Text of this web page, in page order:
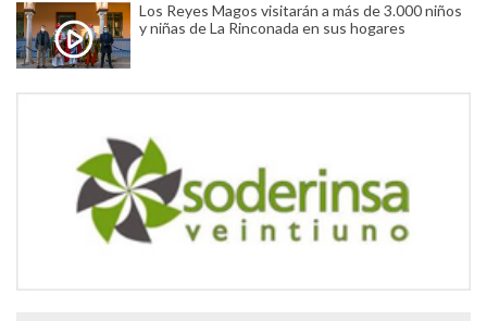
Los Reyes Magos visitarán a más de 3.000 niños
y niñas de La Rinconada en sus hogares